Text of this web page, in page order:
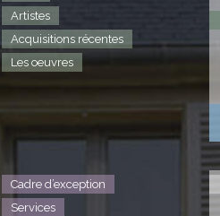
Artistes
Acquisitions récentes
Les oeuvres
Cadre d’exception
Services